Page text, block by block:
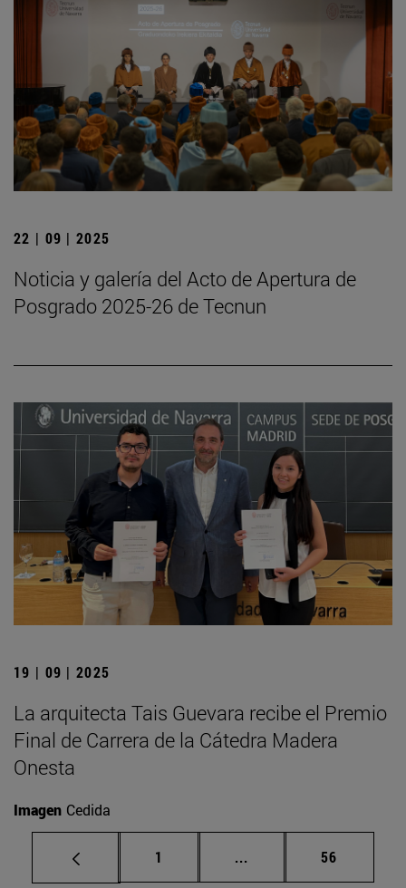
22 | 09 | 2025
Noticia y galería del Acto de Apertura de
Posgrado 2025-26 de Tecnun
19 | 09 | 2025
La arquitecta Tais Guevara recibe el Premio
Final de Carrera de la Cátedra Madera
Onesta
Imagen Cedida
Página
1 ... Páginas intermedias
Página
56